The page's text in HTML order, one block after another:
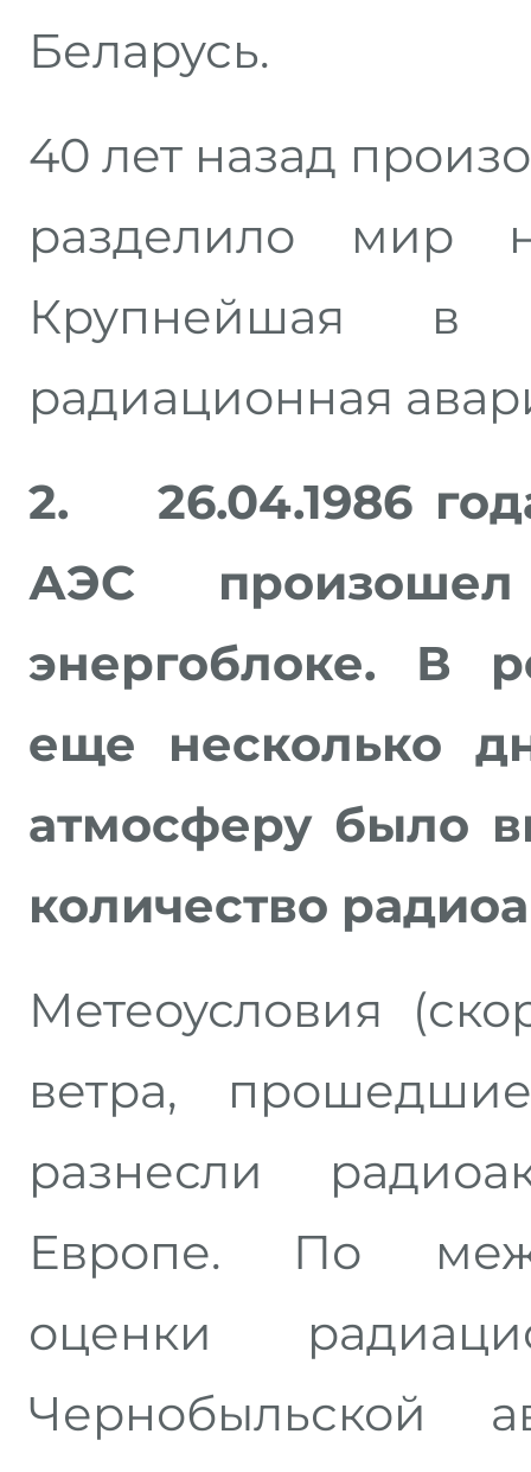
Беларусь.
40 лет назад
разделило мир
Крупнейшая в
радиационная
2. 26.04.1986
АЭС
энергоблоке. В
еще несколько
атмосферу было
количество
Метеоусловия
ветра,
разнесли
Европе. По
оценки
Чернобыльской